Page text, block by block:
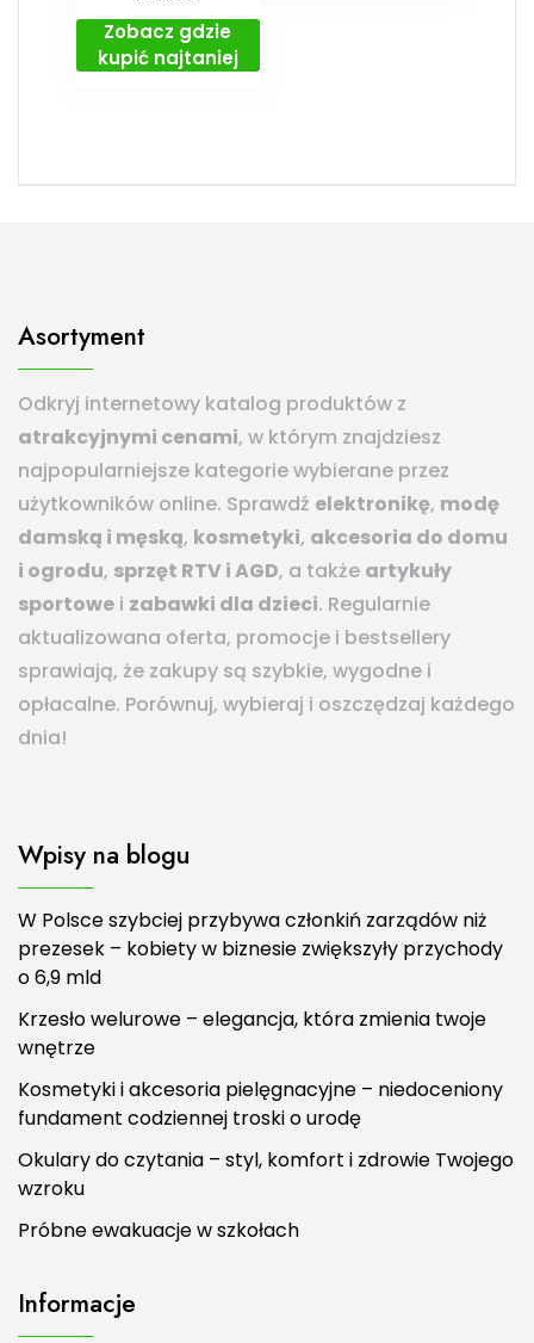
Zobacz gdzie
kupić najtaniej
Asortyment
Odkryj internetowy katalog produktów z
atrakcyjnymi cenami, w którym znajdziesz
najpopularniejsze kategorie wybierane przez
użytkowników online. Sprawdź elektronikę, modę
damską i męską, kosmetyki, akcesoria do domu
i ogrodu, sprzęt RTV i AGD, a także artykuły
sportowe i zabawki dla dzieci. Regularnie
aktualizowana oferta, promocje i bestsellery
sprawiają, że zakupy są szybkie, wygodne i
opłacalne. Porównuj, wybieraj i oszczędzaj każdego
dnia!
Wpisy na blogu
W Polsce szybciej przybywa członkiń zarządów niż
prezesek – kobiety w biznesie zwiększyły przychody
o 6,9 mld
Krzesło welurowe – elegancja, która zmienia twoje
wnętrze
Kosmetyki i akcesoria pielęgnacyjne – niedoceniony
fundament codziennej troski o urodę
Okulary do czytania – styl, komfort i zdrowie Twojego
wzroku
Próbne ewakuacje w szkołach
Informacje